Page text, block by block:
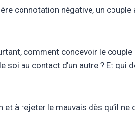
connotation négative, un
comment concevoir le
au contact d’un autre ? Et qui
à rejeter le mauvais dès qu’il ne